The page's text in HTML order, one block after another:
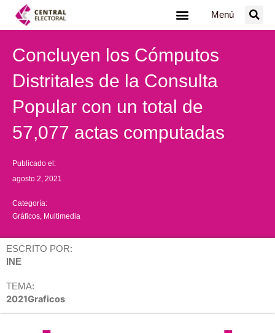
Menú
Concluyen los Cómputos
Distritales de la Consulta
Popular con un total de
57,077 actas computadas
Publicado el:
agosto 2, 2021
Categoría:
Gráficos Multimedia
ESCRITO POR:
INE
TEMA:
2021Graficos